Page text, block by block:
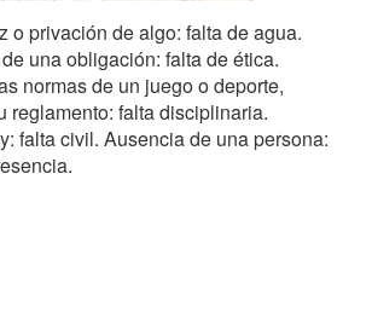
o privación de algo: falta de agua.
una obligación: falta de ética.
normas de un juego o deporte,
reglamento: falta disciplinaria.
falta civil. Ausencia de una persona: